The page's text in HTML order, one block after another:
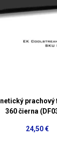
360 čierna
24,50 €